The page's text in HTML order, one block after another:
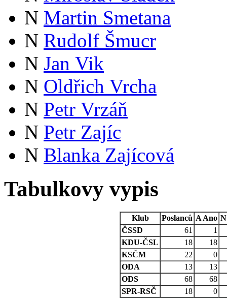
N Martin Smetana
N Rudolf Šmucr
N Jan Vik
N Oldřich Vrcha
N Petr Vrzáň
N Petr Zajíc
N Blanka Zajícová
Tabulkovy vypis
Klub Poslanců A Ano N
ČSSD
61
1
KDU-ČSL
18
18
KSČM
22
0
ODA
13
13
ODS
68
68
SPR-RSČ
18
0